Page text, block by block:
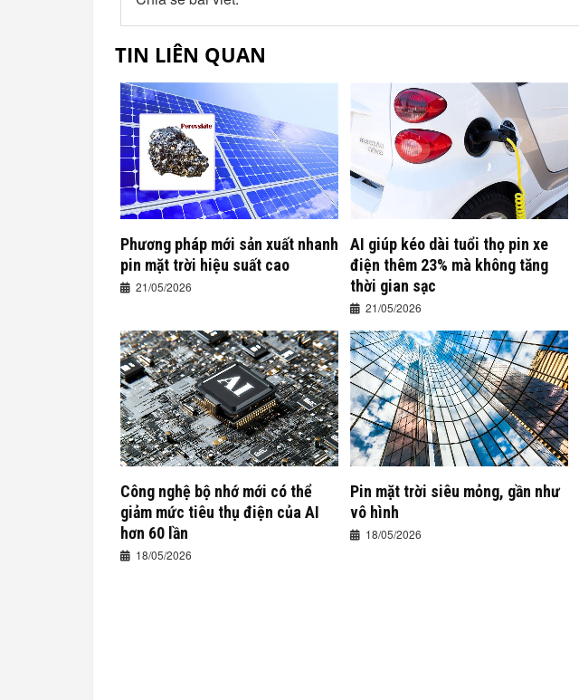
TIN LIÊN QUAN
Phương pháp mới sản xuất nhanh
pin mặt trời hiệu suất cao
21/05/2026
AI giúp kéo dài tuổi thọ pin xe
điện thêm 23% mà không tăng
thời gian sạc
21/05/2026
Công nghệ bộ nhớ mới có thể
giảm mức tiêu thụ điện của AI
hơn 60 lần
18/05/2026
Pin mặt trời siêu mỏng, gần như
vô hình
18/05/2026